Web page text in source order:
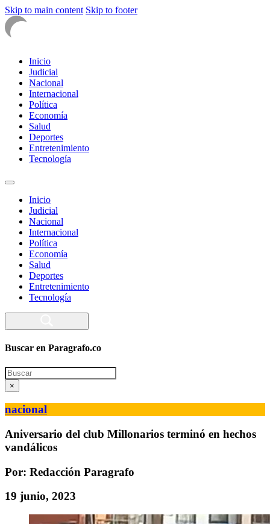
Skip to main content Skip to footer
Inicio
Judicial
Nacional
Internacional
Política
Economía
Salud
Deportes
Entretenimiento
Tecnología
Inicio
Judicial
Nacional
Internacional
Política
Economía
Salud
Deportes
Entretenimiento
Tecnología
Buscar en Paragrafo.co
Search
×
nacional
Aniversario del club Millonarios terminó en hechos
vandálicos
Por: Redacción Paragrafo
19 junio, 2023